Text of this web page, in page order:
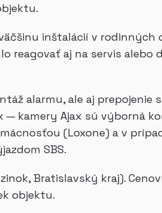
inštalácií v rodinných
reagovať aj na servis alebo
alarmu, ale aj prepojenie s
— kamery Ajax sú výborná
(Loxone) a v
SBS.
Bratislavský kraj).
objektu.